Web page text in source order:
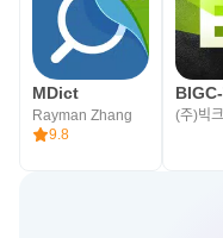
阿拉伯语快速阅读应
择，它可以提高阅读
提供了很高的竞争优
我们对您的应用程序体
MDict
Rayman Zhang
9.8
(주)빅크